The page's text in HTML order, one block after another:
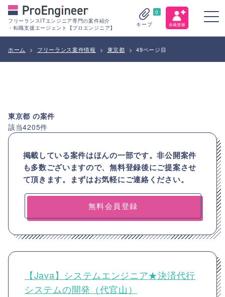
フリーランスITエンジニア専門の案件紹介
・転職支援エージェント【プロエンジニア】
0
キープ
ホーム > フリーランス案件情報 > 東京都 > 49ページ目
東京都 の案件
該当4205件
掲載している案件はほんの一部です。非公開案件
も多数ございますので、無料登録後にご提案させ
て頂きます。まずはお気軽にご連絡ください。
無料会員登録
【Java】システムエンジニア★決済代行
システムの開発（代官山）